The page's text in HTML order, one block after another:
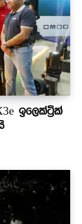
ඉලෙක්ට්‍රික්